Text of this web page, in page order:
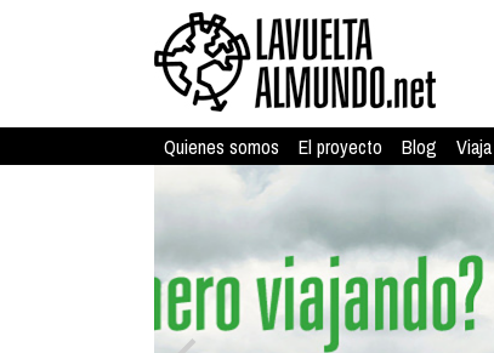
Quienes somos El proyecto Blog